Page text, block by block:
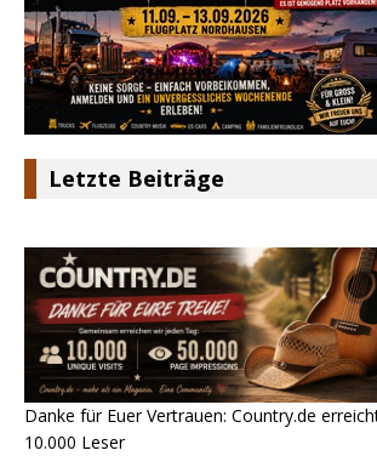
Letzte Beiträge
Danke für Euer Vertrauen: Country.de
10.000 Leser